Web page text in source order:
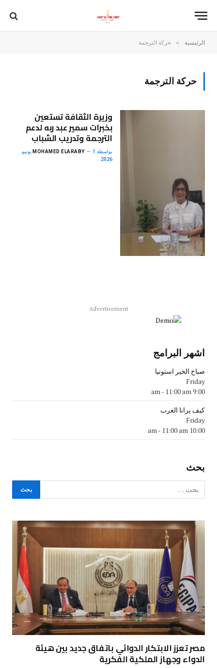
الرئيسية » حركة الترجمة
حركة الترجمة
وزيرة الثقافة تستعين
بخبرات سمير عبد ربه لدعم
الترجمة وتدريب الشباب
بواسطة MOHAMED ELARABY 1 يونيو،
2026
Advertisement
اشهر البرامج
صباح الخير استونيا
Friday
9:00 am
- 11:00 am
كيف يرانا الغرب
Friday
10:00 am
- 11:00 am
بحث
مصر تعزز الابتكار الدوائي باتفاق جديد بين هيئة
الدواء وجهاز الملكية الفكرية